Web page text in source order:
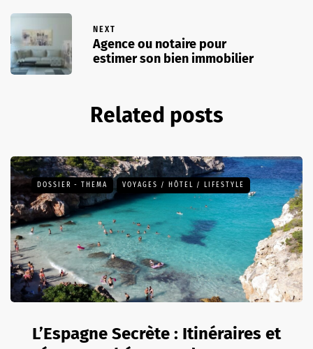
NEXT
Agence ou notaire pour
estimer son bien immobilier
Related posts
DOSSIER - THEMA VOYAGES / HÔTEL / LIFESTYLE
L’Espagne Secrète : Itinéraires et